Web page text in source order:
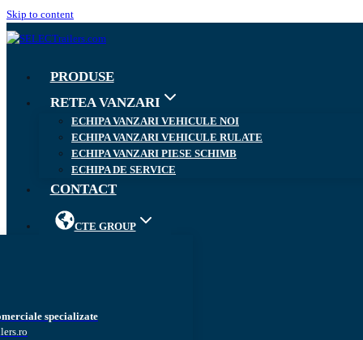
Skip to content
PRODUSE
RETEA VANZARI
ECHIPA VANZARI VEHICULE NOI
ECHIPA VANZARI VEHICULE RULATE
ECHIPA VANZARI PIESE SCHIMB
ECHIPA DE SERVICE
CONTACT
CTE GROUP
specializate